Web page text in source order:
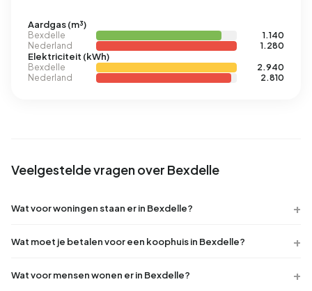
Aardgas (m³)
Bexdelle
1.140
Nederland
1.280
Elektriciteit (kWh)
Bexdelle
2.940
Nederland
2.810
Veelgestelde vragen over Bexdelle
Wat voor woningen staan er in Bexdelle?
Wat moet je betalen voor een koophuis in Bexdelle?
Wat voor mensen wonen er in Bexdelle?